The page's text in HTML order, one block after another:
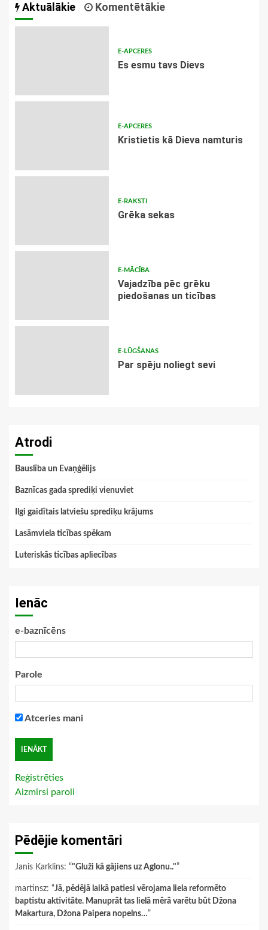
Aktuālākie Komentētākie
E-APCERES
Es esmu tavs Dievs
E-APCERES
Kristietis kā Dieva namturis
E-RAKSTI
Grēka sekas
E-MĀCĪBA
Vajadzība pēc grēku
piedošanas un ticības
E-LŪGŠANAS
Par spēju noliegt sevi
Atrodi
Bauslība un Evaņģēlijs
Baznīcas gada sprediķi vienuviet
Ilgi gaidītais latviešu sprediķu krājums
Lasāmviela ticības spēkam
Luteriskās ticības apliecības
Ienāc
e-baznīcēns
Parole
Atceries mani
Reģistrēties
Aizmirsi paroli
Pēdējie komentāri
Janis Karklins: “"Gluži kā gājiens uz Aglonu.."”
martinsz: “Jā, pēdējā laikā patiesi vērojama liela reformēto
baptistu aktivitāte. Manuprāt tas lielā mērā varētu būt Džona
Makartura, Džona Paipera nopelns…”